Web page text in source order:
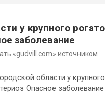
у крупного
заболевание
«gudvill.com» источником
области у крупного
Опасное заболевание